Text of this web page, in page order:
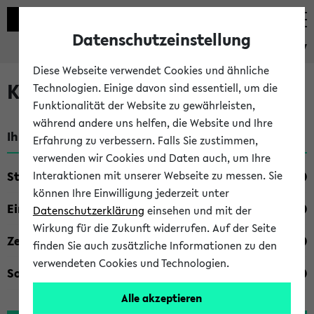
eKVV
Kombisuche im eKVV
Ihre Suchkriterien:
Studienfach
Einrichtung
Zeiten
Sonstiges
Datenschutzeinstellung
Diese Webseite verwendet Cookies und ähnliche
Technologien. Einige davon sind essentiell, um die
Funktionalität der Website zu gewährleisten,
während andere uns helfen, die Website und Ihre
Erfahrung zu verbessern. Falls Sie zustimmen,
verwenden wir Cookies und Daten auch, um Ihre
Interaktionen mit unserer Webseite zu messen. Sie
können Ihre Einwilligung jederzeit unter
Datenschutzerklärung einsehen und mit der
Wirkung für die Zukunft widerrufen. Auf der Seite
finden Sie auch zusätzliche Informationen zu den
verwendeten Cookies und Technologien.
Alle akzeptieren